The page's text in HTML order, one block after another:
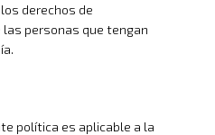
derechos de
personas que tengan
política es aplicable a la